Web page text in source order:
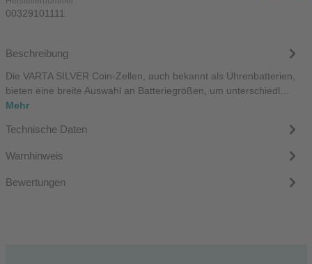
00329101111
Beschreibung
Die VARTA SILVER Coin-Zellen, auch bekannt als Uhrenbatterien,
bieten eine breite Auswahl an Batteriegrößen, um unterschiedl…
Mehr
Technische Daten
Warnhinweis
Bewertungen